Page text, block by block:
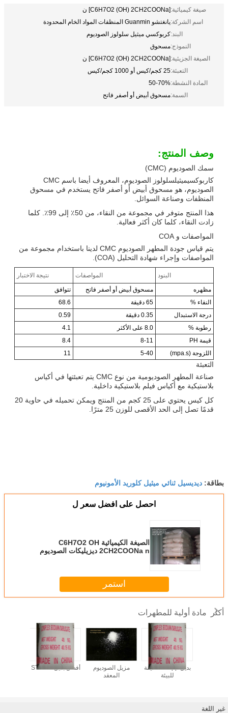
صيغة كيميائية:[C6H7O2 (OH) 2CH2COONa] ن
اسم الشركة:يانغتشو Guanmin المنظفات المواد الخام المحدودة
البند:كربوكسي ميثيل سلولوز الصوديوم
النموذج:مسحوق
الصيغة الجزيئية:[C6H7O2 (OH) 2CH2COONa] ن
التعبئة:25 كجم/كيس أو 1000 كجم/كيس
المادة النشطة:50-70%
السمة:مسحوق أبيض أو أصفر فاتح
وصف المنتج:
سمك الصوديوم (CMC)
كاربوكسيميثيلسلولوز الصوديوم، المعروف أيضا باسم CMC
الصوديوم، هو مسحوق أبيض أو أصفر فاتح يستخدم في مسحوق
المنظفات وصناعة السوائل.
هذا المنتج متوفر في مجموعة من النقاء، من 50٪ إلى 99٪. كلما
زادت النقاء، كلما كان أكثر فعالية.
المواصفات و COA
يتم قياس جودة المطهر الصوديوم CMC لدينا باستخدام مجموعة من
المواصفات وإجراء شهادة التحليل (COA).
البنود المواصفات
نتيجة الاختبار
مظهره
مسحوق أبيض أو أصفر فاتح
تتوافق
النقاء %
65 دقيقة
68.6
درجة الاستبدال
0.35 دقيقة
0.59
رطوبة %
8.0 على الأكثر
4.1
قيمة PH
8-11
8.4
اللزوجة (mpa.s)
5-40
11
التعبئة
صناعة المطهر الصوديومية من نوع CMC يتم تعبئتها في أكياس
بلاستيكية مع أكياس فيلم بلاستيكية داخلية.
كل كيس يحتوي على 25 كجم من المنتج ويمكن تحميله في حاوية 20
قدمًا تصل إلى الحد الأقصى للوزن 25 مترًا.
بطاقة: ديديسيل ثنائي ميثيل كلوريد الأمونيوم
احصل على افضل سعر ل
الصيغة الكيميائية C6H7O2 OH
2CH2COONa n ديزيليكات الصوديوم
استمر
أكثر مادة أولية للمطهرات
أفضل بديل لـ STPP
مزيل الصوديوم
المعقد
بديل stpp -- صديقة
للبيئة
غير اللغة